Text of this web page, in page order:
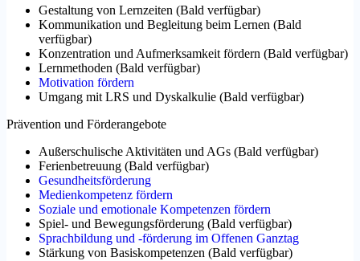
Gestaltung von Lernzeiten (Bald verfügbar)
Kommunikation und Begleitung beim Lernen (Bald
verfügbar)
Konzentration und Aufmerksamkeit fördern (Bald verfügbar)
Lernmethoden (Bald verfügbar)
Motivation fördern
Umgang mit LRS und Dyskalkulie (Bald verfügbar)
Prävention und Förderangebote
Außerschulische Aktivitäten und AGs (Bald verfügbar)
Ferienbetreuung (Bald verfügbar)
Gesundheitsförderung
Medienkompetenz fördern
Soziale und emotionale Kompetenzen fördern
Spiel- und Bewegungsförderung (Bald verfügbar)
Sprachbildung und -förderung im Offenen Ganztag
Stärkung von Basiskompetenzen (Bald verfügbar)